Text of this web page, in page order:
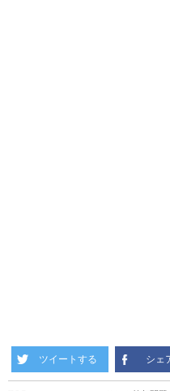
ツイートする シェ